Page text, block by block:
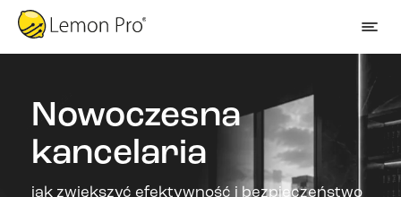
Nowoczesna
kancelaria
jak zwiększyć efektywność i bezpieczeństwo